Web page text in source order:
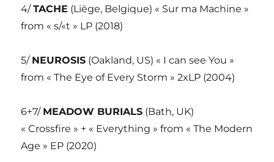
4/TACHE (Liège, Belgique) « Sur ma Machine »
from « s/«t » LP (2018)
5/ NEUROSIS (Oakland, US) « I can see You »
from « The Eye of Every Storm » 2xLP (2004)
6+7/ MEADOW BURIALS (Bath, UK)
« Crossfire » + « Everything » from « The Modern
Age » EP (2020)